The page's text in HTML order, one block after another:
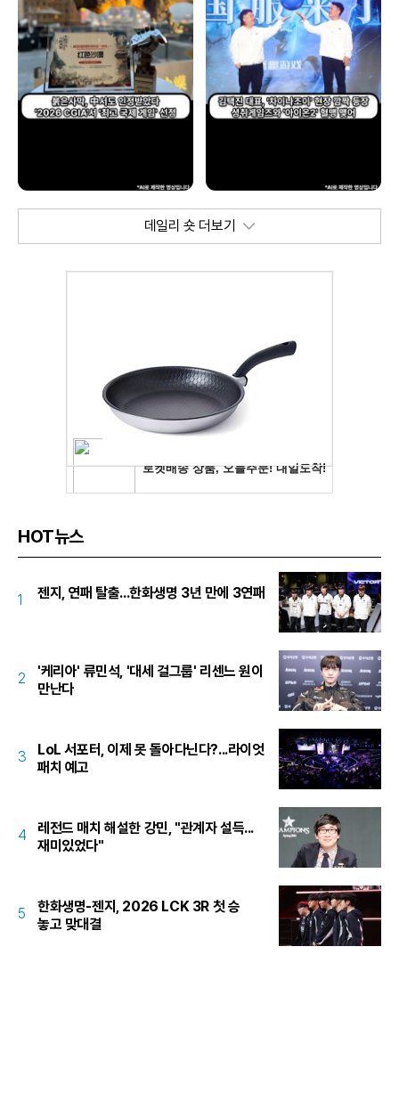
데일리 숏 더보기
HOT뉴스
1 젠지, 연패 탈출...한화생명 3년 만에 3연패
2
'케리아' 류민석, '대세 걸그룹' 리센느 원이
만난다
3
LoL 서포터, 이제 못 돌아다닌다?...라이엇
패치 예고
4
레전드 매치 해설한 강민, "관계자 설득...
재미있었다"
5
한화생명-젠지, 2026 LCK 3R 첫 승
놓고 맞대결